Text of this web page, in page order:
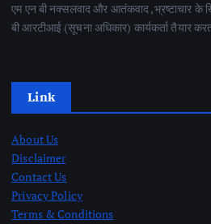
एम एन बी नक्सलवाद और आतंकवाद ,भ्रष्टाचार
बी आरटीआई (सूचना अधिकार) कार्यकर्ता तैयार
Link
About Us
Disclaimer
Contact Us
Privacy Policy
Terms & Conditions